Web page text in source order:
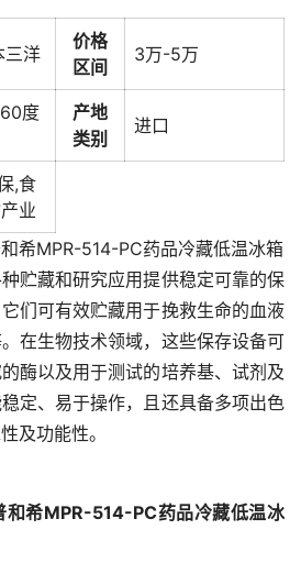
三洋
价格
区间
3万-5万
度
产地
类别
进口
,食
业
希MPR-514-PC药品冷藏低温冰箱
贮藏和研究应用提供稳定可靠的保
们可有效贮藏用于挽救生命的血液
在生物技术领域，这些保存设备可
酶以及用于测试的培养基、试剂及
定、易于操作，且还具备多项出色
及功能性。
和希MPR-514-PC药品冷藏低温冰